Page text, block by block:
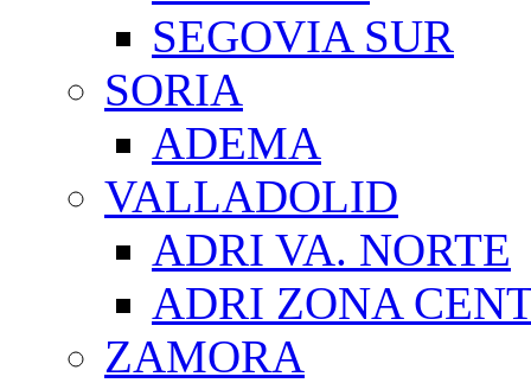
SEGOVIA SUR
SORIA
ADEMA
VALLADOLID
ADRI VA. NORTE
ADRI ZONA
ZAMORA